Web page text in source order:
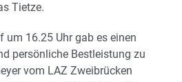
Tietze.
um 16.25 Uhr gab es einen
persönliche Bestleistung zu
vom LAZ Zweibrücken